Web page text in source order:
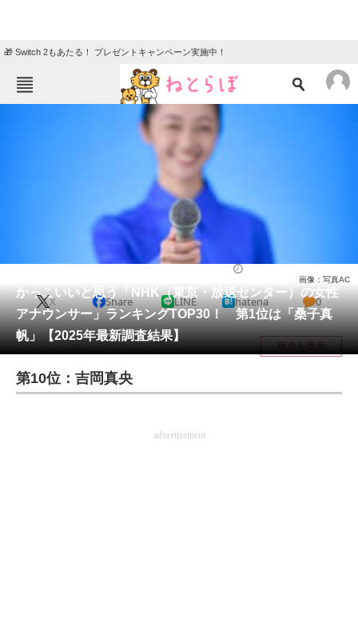
🎁 Switch 2もあたる！ プレゼントキャンペーン実施中！
ニュース
クイズ
地域
教育・育児
リサーチ
会員記事
メディア
注目記事を集めた総合ページ
ITの今と未来を見通す
かっこいいと思う「NHK（東京・放送センター）の女性
アナウンサー」ランキングTOP30！ 第1位は「桑子真
帆」【2025年最新調査結果】
画像：写真AC
X Share LINE hatena 0
目次を表示
第10位：吉岡真央
advertisement